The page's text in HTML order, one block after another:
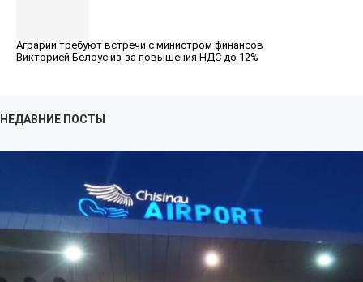
Аграрии требуют встречи с министром финансов
Викторией Белоус из-за повышения НДС до 12%
НЕДАВНИЕ ПОСТЫ